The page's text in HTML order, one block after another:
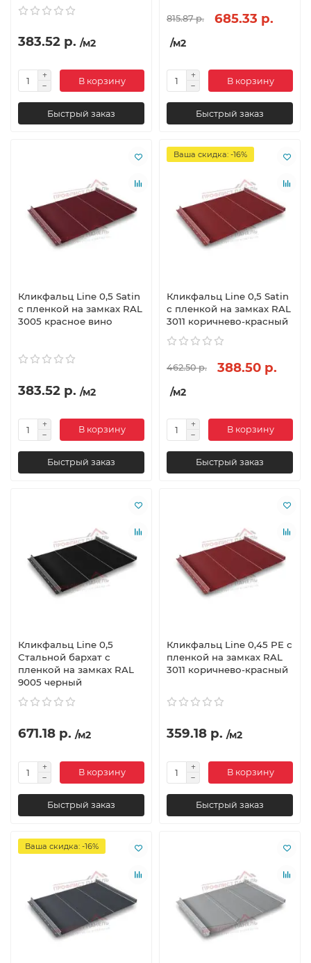
383.52 р. /м2
В корзину
Быстрый заказ
815.87 р. 685.33 р.
/м2
В корзину
Быстрый заказ
Кликфальц Line 0,5 Satin
с пленкой на замках RAL
3005 красное вино
383.52 р. /м2
В корзину
Быстрый заказ
Ваша скидка: -16%
Кликфальц Line 0,5 Satin
с пленкой на замках RAL
3011 коричнево-красный
462.50 р. 388.50 р.
/м2
В корзину
Быстрый заказ
Кликфальц Line 0,5
Стальной бархат с
пленкой на замках RAL
9005 черный
671.18 р. /м2
В корзину
Быстрый заказ
Кликфальц Line 0,45 PE с
пленкой на замках RAL
3011 коричнево-красный
359.18 р. /м2
В корзину
Быстрый заказ
Ваша скидка: -16%